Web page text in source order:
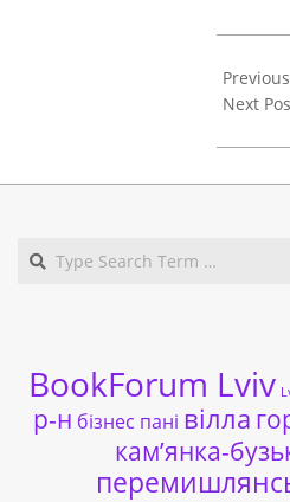
05-
31
Next
BookForum Lviv
р-н бізнес пані вілла
кам’янка-